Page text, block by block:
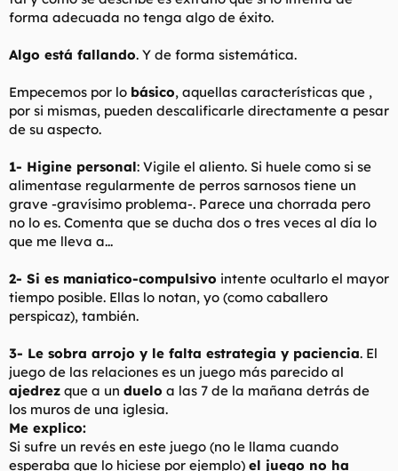
forma adecuada no tenga algo de éxito.
Algo está fallando. Y de forma sistemática.
Empecemos por lo básico, aquellas características que ,
por si mismas, pueden descalificarle directamente a pesar
de su aspecto.
1- Higine personal: Vigile el aliento. Si huele como si se
alimentase regularmente de perros sarnosos tiene un
grave -gravísimo problema-. Parece una chorrada pero
no lo es. Comenta que se ducha dos o tres veces al día lo
que me lleva a...
2- Si es maniatico-compulsivo intente ocultarlo el mayor
tiempo posible. Ellas lo notan, yo (como caballero
perspicaz), también.
3- Le sobra arrojo y le falta estrategia y paciencia. El
juego de las relaciones es un juego más parecido al
ajedrez que a un duelo a las 7 de la mañana detrás de
los muros de una iglesia.
Me explico:
Si sufre un revés en este juego (no le llama cuando
esperaba que lo hiciese por ejemplo) el juego no ha